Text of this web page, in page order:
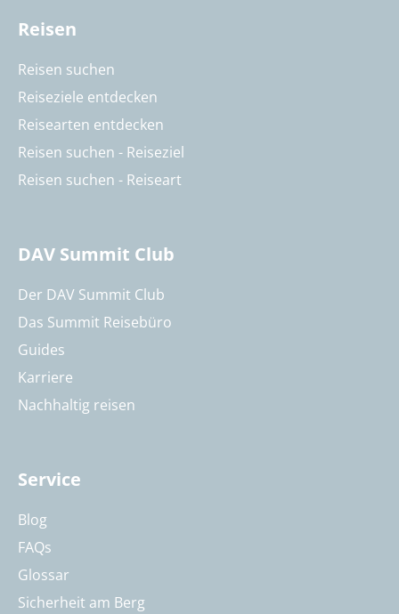
Reisen
Reisen suchen
Reiseziele entdecken
Reisearten entdecken
Reisen suchen - Reiseziel
Reisen suchen - Reiseart
DAV Summit Club
Der DAV Summit Club
Das Summit Reisebüro
Guides
Karriere
Nachhaltig reisen
Service
Blog
FAQs
Glossar
Sicherheit am Berg